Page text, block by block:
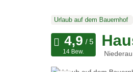
Urlaub auf dem Bauernhof
14 Bew.